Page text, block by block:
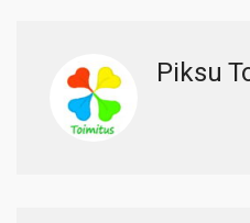
Piksu